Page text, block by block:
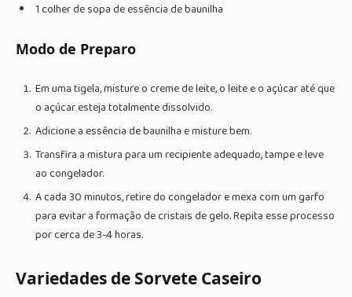
1 colher de sopa de essência de baunilha
Modo de Preparo
Em uma tigela, misture o creme de leite, o leite e o açúcar até que
o açúcar esteja totalmente dissolvido.
Adicione a essência de baunilha e misture bem.
Transfira a mistura para um recipiente adequado, tampe e leve
ao congelador.
A cada 30 minutos, retire do congelador e mexa com um garfo
para evitar a formação de cristais de gelo. Repita esse processo
por cerca de 3-4 horas.
Variedades de Sorvete Caseiro